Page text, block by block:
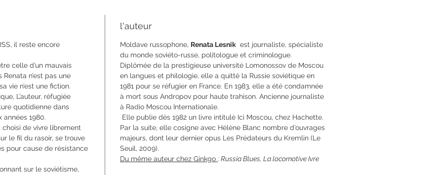
il reste encore
celle d’un mauvais
Renata n’est pas une
vie n’est une fiction.
L’auteur, réfugiée
quotidienne dans
années 1980.
de vivre librement
le fil du rasoir, se trouve
pour cause de résistance
sur le soviétisme,
l'auteur
Moldave russophone, Renata Lesnik est journaliste, spécialiste
du monde soviéto-russe, politologue et criminologue.
Diplômée de la prestigieuse université Lomonossov de Moscou
en langues et philologie, elle a quitté la Russie soviétique en
1981 pour se réfugier en France. En 1983, elle a été condamnée
à mort sous Andropov pour haute trahison. Ancienne journaliste
à Radio Moscou Internationale.
Elle publie dès 1982 un livre intitulé Ici Moscou, chez Hachette.
Par la suite, elle cosigne avec Hélène Blanc nombre d’ouvrages
majeurs, dont leur dernier opus Les Prédateurs du Kremlin (Le
Seuil, 2009).
Du même auteur chez Ginkgo : Russia Blues, La locomotive Ivre